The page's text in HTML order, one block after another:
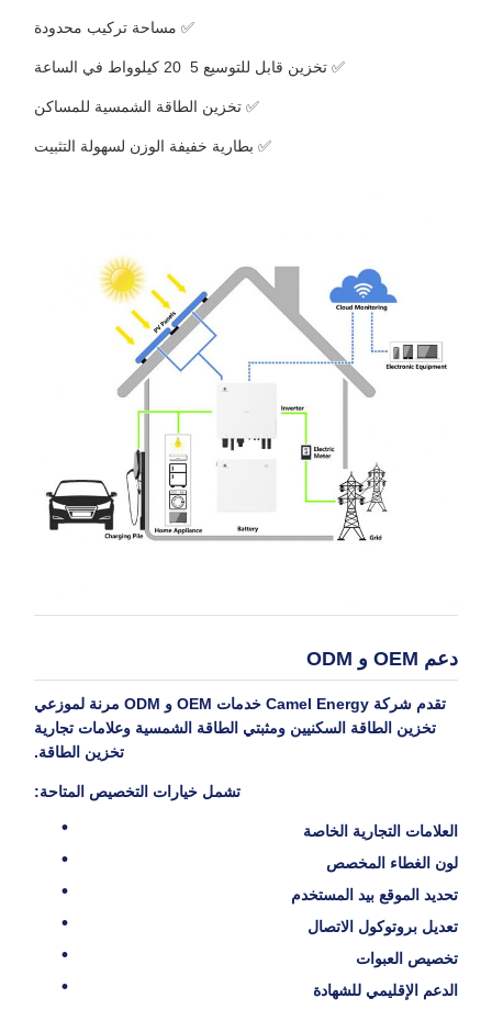
✅ مساحة تركيب محدودة
✅ تخزين قابل للتوسيع 5 ‬ 20 كيلوواط في الساعة
✅ تخزين الطاقة الشمسية للمساكن
✅ بطارية خفيفة الوزن لسهولة التثبيت
دعم OEM و ODM
تقدم شركة Camel Energy خدمات OEM و ODM مرنة لموزعي
تخزين الطاقة السكنيين ومثبتي الطاقة الشمسية وعلامات تجارية
تخزين الطاقة.
تشمل خيارات التخصيص المتاحة:
العلامات التجارية الخاصة
لون الغطاء المخصص
تحديد الموقع بيد المستخدم
تعديل بروتوكول الاتصال
تخصيص العبوات
الدعم الإقليمي للشهادة